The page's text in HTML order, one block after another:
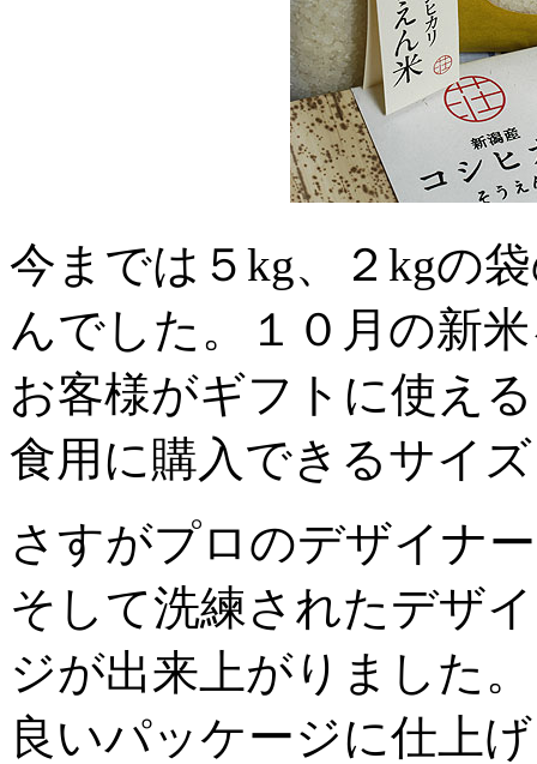
今までは５kg、２kgの
んでした。１０月の新
お客様がギフトに使え
食用に購入できるサイ
さすがプロのデザイナ
そして洗練されたデザ
ジが出来上がりました
良いパッケージに仕上